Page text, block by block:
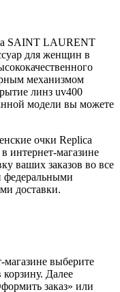
SAINT LAURENT
для женщин в
механизмом
линз uv400
модели вы можете
очки Replica
интернет-магазине
ваших заказов во все
федеральными
доставки.
выберите
Далее
заказ» или